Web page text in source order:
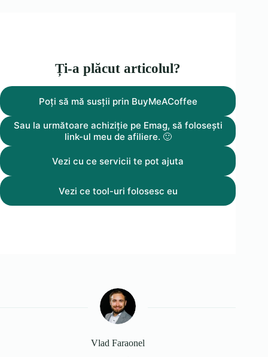
Ți-a plăcut articolul?
Poți să mă susții prin BuyMeACoffee
Sau la următoare achiziție pe Emag, să folosești
link-ul meu de afiliere. 🙂
Vezi cu ce servicii te pot ajuta
Vezi ce tool-uri folosesc eu
Vlad Faraonel